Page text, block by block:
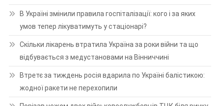
В Україні змінили правила госпіталізації: кого і за яких
умов тепер лікуватимуть у стаціонарі?
Скільки лікарень втратила Україна за роки війни та що
відбувається з медустановами на Вінниччині
Втретє за тиждень росія вдарила по Україні балістикою:
жодної ракети не перехопили